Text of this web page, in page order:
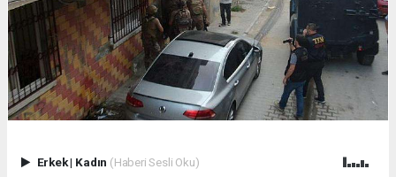
Erkek| Kadın (Haberi Sesli Oku)